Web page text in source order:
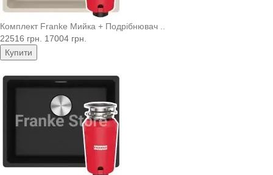
Комплект Franke Мийка + Подрібнювач ..
22516 грн.
17004 грн.
Купити